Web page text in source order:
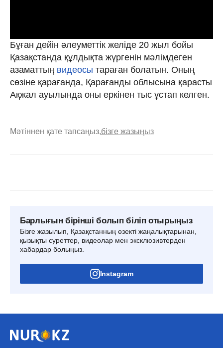
Бұған дейін әлеуметтік желіде 20 жыл бойы
Қазақстанда құлдықта жүргенін мәлімдеген
азаматтың видеосы тараған болатын. Оның
сөзіне қарағанда, Қарағанды облысына қарасты
Ақжал ауылында оны еркінен тыс ұстап келген.
Мәтіннен қате тапсаңыз,бізге жазыңыз
Барлығын бірінші болып біліп отырыңыз
Бізге жазылып, Қазақстанның өзекті жаңалықтарынан,
қызықты суреттер, видеолар мен эксклюзивтерден
хабардар болыңыз.
Instagram